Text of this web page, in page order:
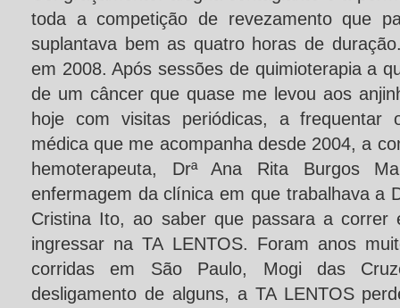
toda a competição de revezamento que
suplantava bem as quatro horas de
em 2008. Após sessões de quimioterapia a
de um câncer que quase me levou aos
hoje com visitas periódicas, a frequentar
médica que me acompanha desde 2004, a
hemoterapeuta, Drª Ana Rita Burgos
enfermagem da clínica em que trabalhava a
Cristina Ito, ao saber que passara a correr
ingressar na TA LENTOS. Foram anos
corridas em São Paulo, Mogi das
desligamento de alguns, a TA LENTOS